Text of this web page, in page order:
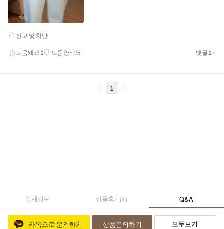
상세정보 상품후기(1) Q&A
카톡으로 문의하기 상품문의하기 모두보기